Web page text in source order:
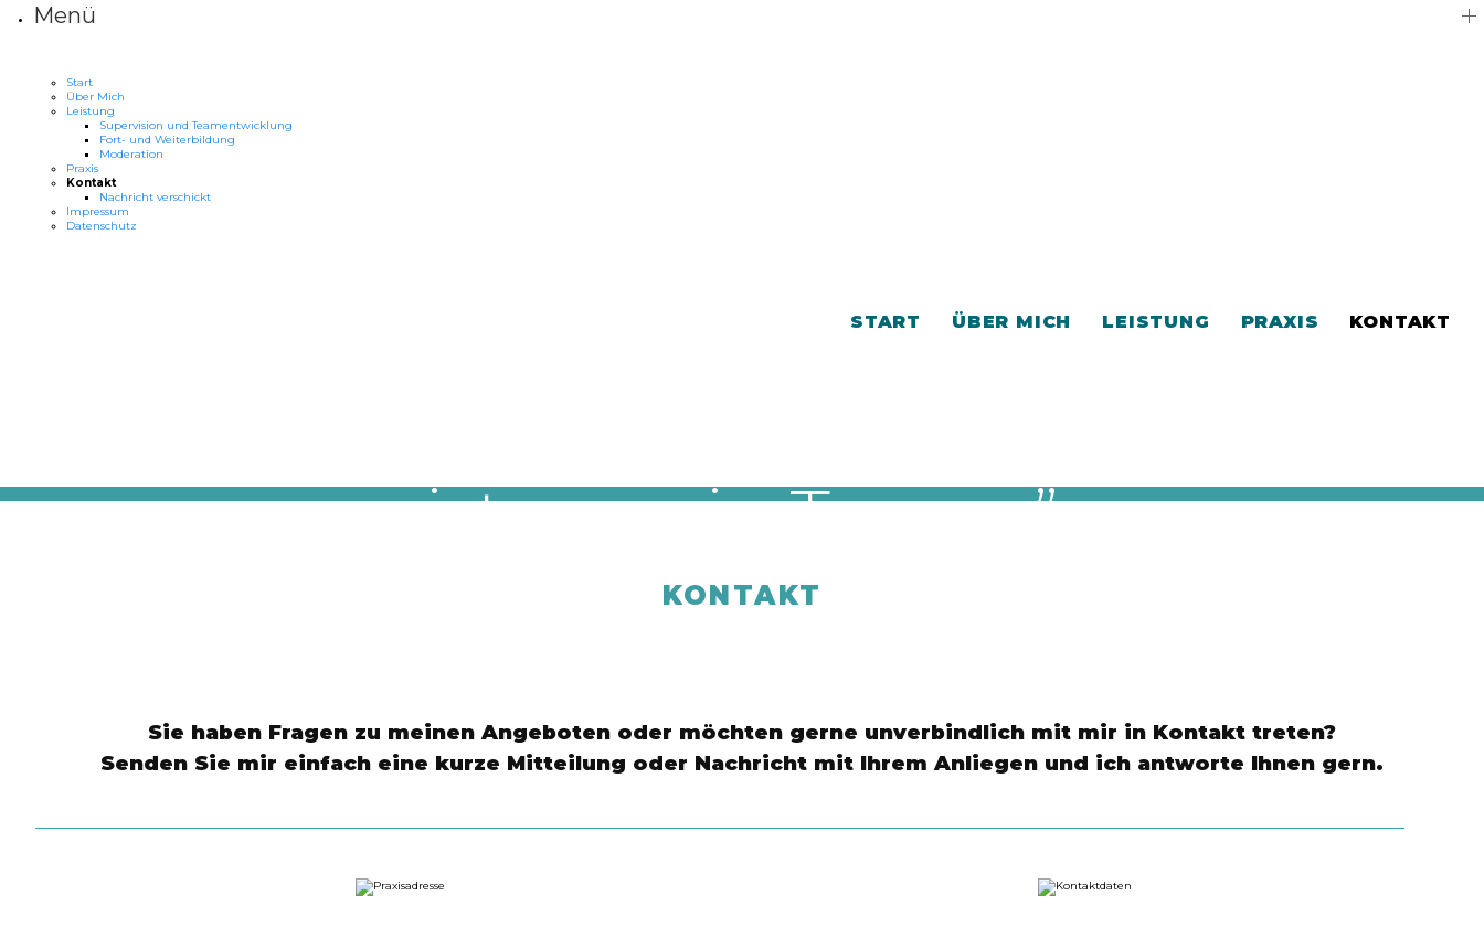
Menü
Start
Über Mich
Leistung
Supervision und Teamentwicklung
Fort- und Weiterbildung
Moderation
Praxis
Kontakt
Nachricht verschickt
Impressum
Datenschutz
START ÜBER MICH LEISTUNG PRAXIS KONTAKT
ist nur ein Traum.”
KONTAKT
Sie haben Fragen zu meinen Angeboten oder möchten gerne unverbindlich mit mir in Kontakt treten?
Senden Sie mir einfach eine kurze Mitteilung oder Nachricht mit Ihrem Anliegen und ich antworte Ihnen gern.